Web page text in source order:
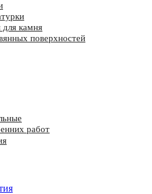
камня
поверхностей
работ